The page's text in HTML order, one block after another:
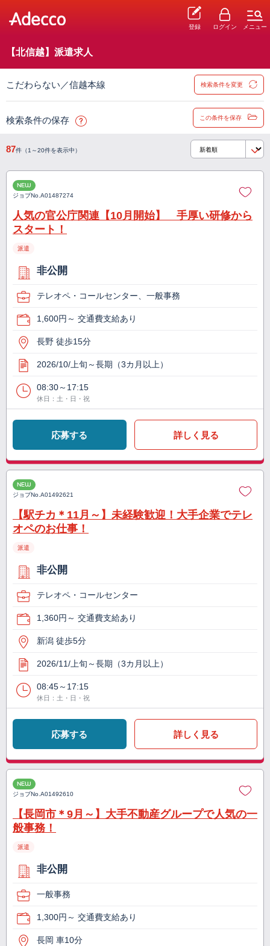
登録 ログイン メニュー
【北信越】派遣求人
こだわらない／信越本線 検索条件を変更
検索条件の保存 この条件を保存
87件（1～20件を表示中）
NEW
ジョブNo.A01487274
人気の官公庁関連【10月開始】 手厚い研修から
スタート！
派遣
非公開
テレオペ・コールセンター、一般事務
1,600円～ 交通費支給あり
長野 徒歩15分
2026/10/上旬～長期（3カ月以上）
08:30～17:15
休日：土・日・祝
応募する 詳しく見る
NEW
ジョブNo.A01492621
【駅チカ＊11月～】未経験歓迎！大手企業でテレ
オペのお仕事！
派遣
非公開
テレオペ・コールセンター
1,360円～ 交通費支給あり
新潟 徒歩5分
2026/11/上旬～長期（3カ月以上）
08:45～17:15
休日：土・日・祝
応募する 詳しく見る
NEW
ジョブNo.A01492610
【長岡市＊9月～】大手不動産グループで人気の一
般事務！
派遣
非公開
一般事務
1,300円～ 交通費支給あり
長岡 車10分